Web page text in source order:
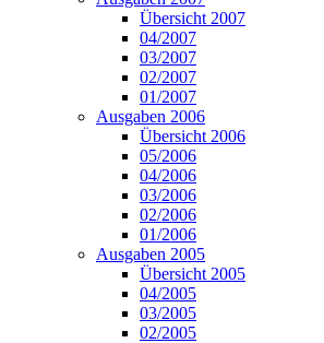
Übersicht 2007
04/2007
03/2007
02/2007
01/2007
Ausgaben 2006
Übersicht 2006
05/2006
04/2006
03/2006
02/2006
01/2006
Ausgaben 2005
Übersicht 2005
04/2005
03/2005
02/2005